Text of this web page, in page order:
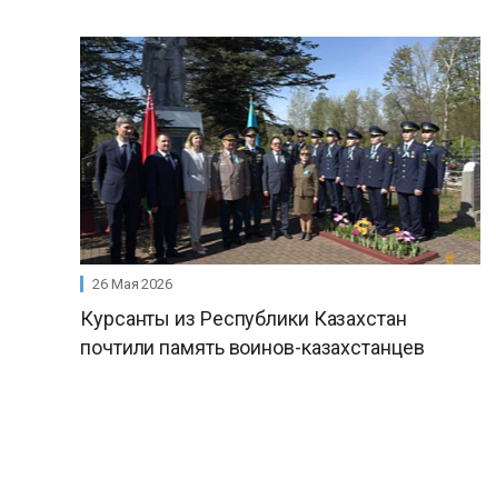
26 Мая 2026
Курсанты из Республики Казахстан
почтили память воинов-казахстанцев